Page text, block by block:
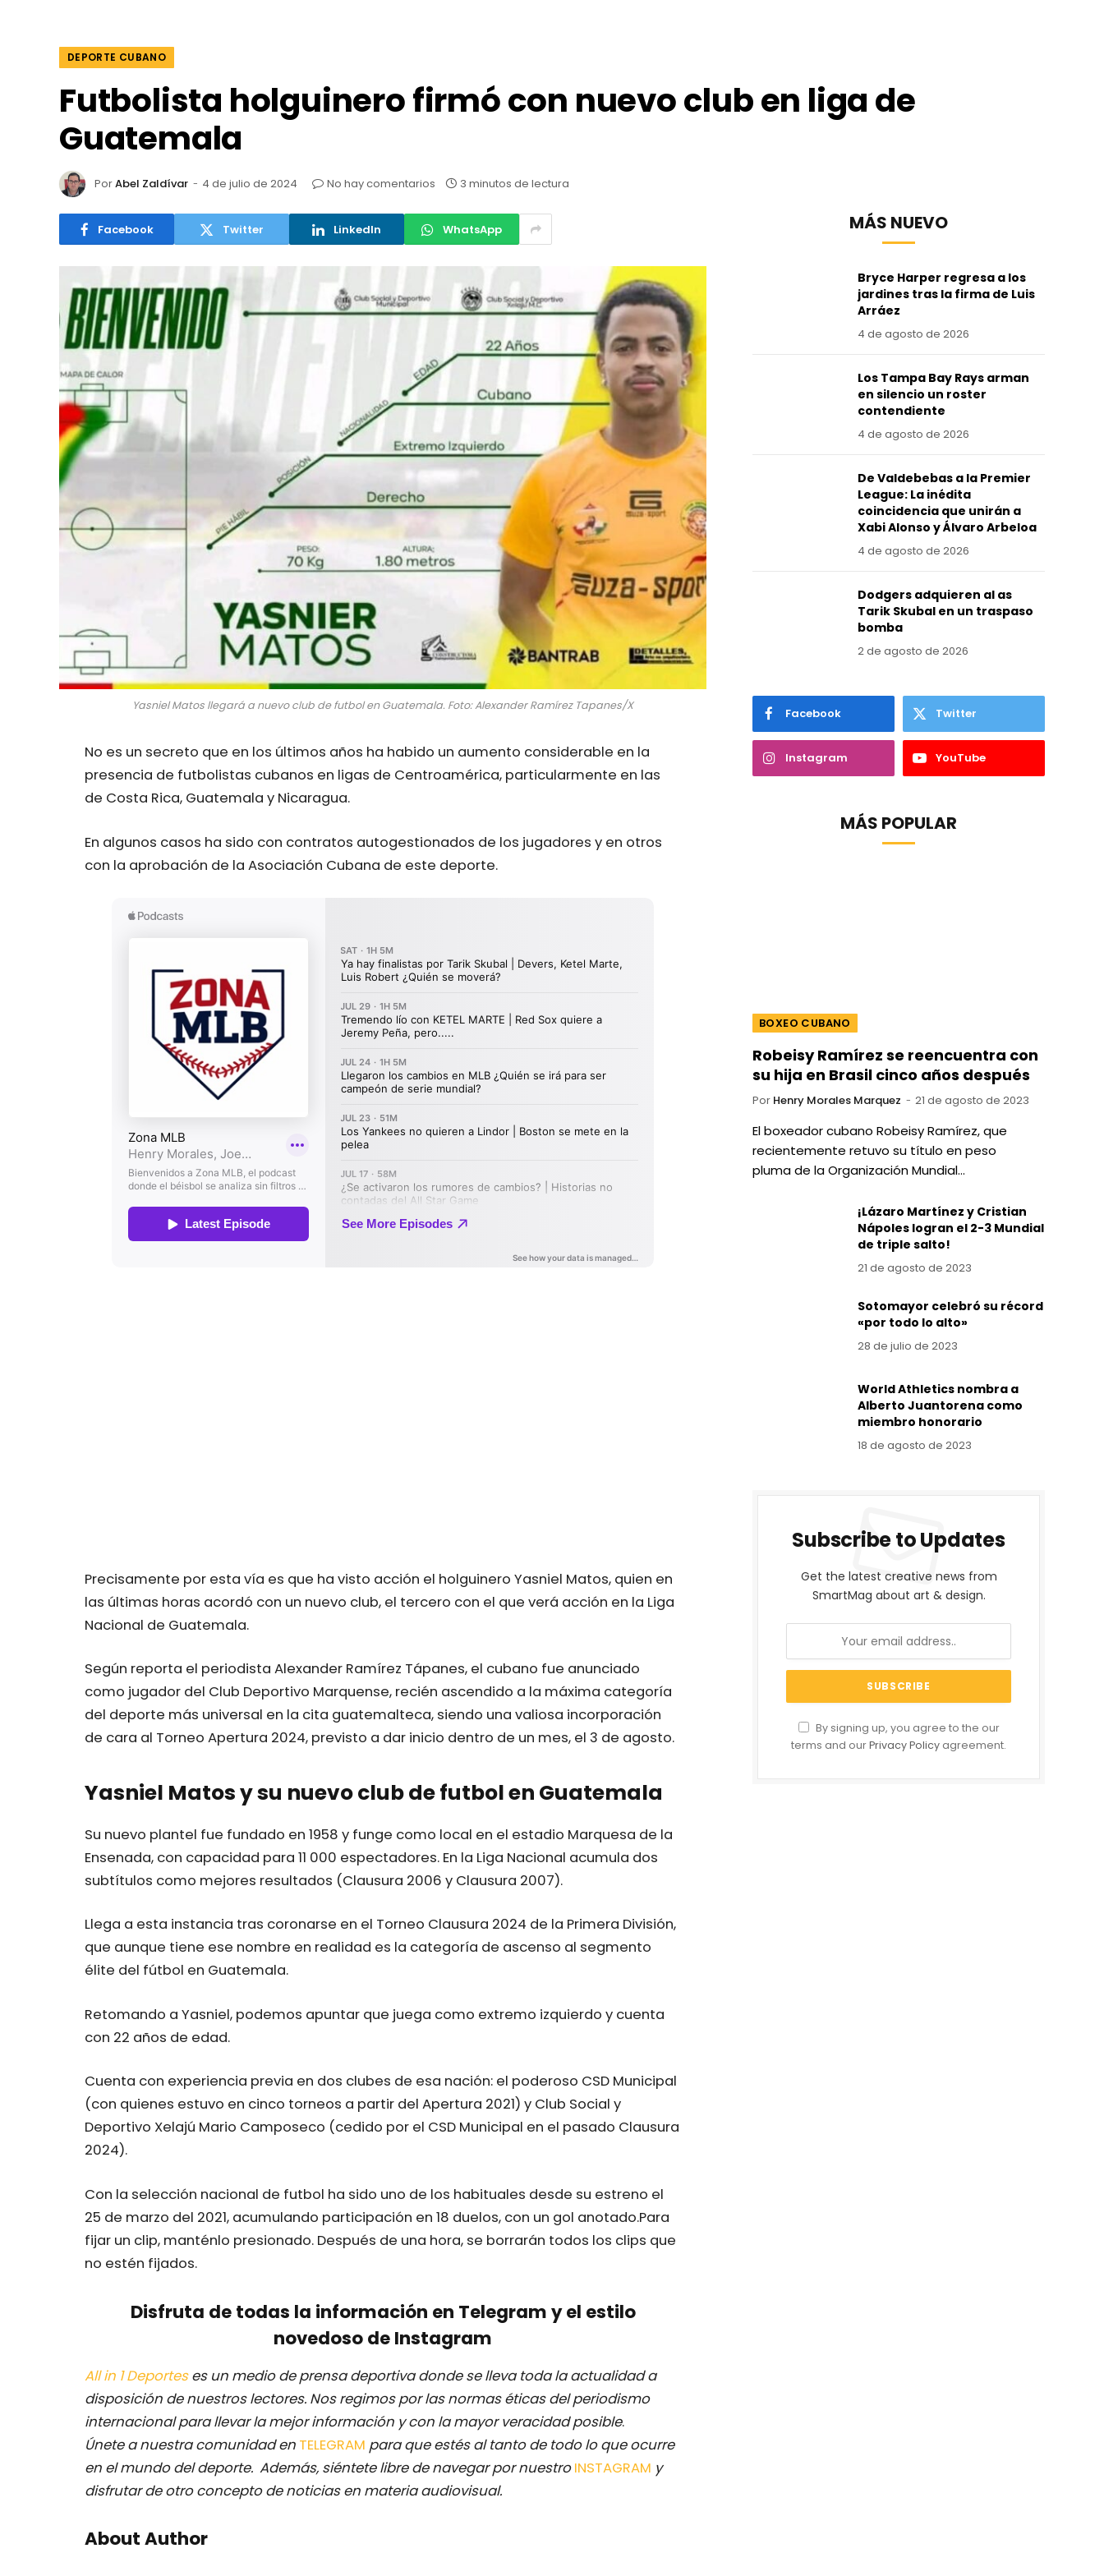
DEPORTE CUBANO
Futbolista holguinero firmó con nuevo club en liga de
Guatemala
PorAbel Zaldívar 4 de julio de 2024 No hay comentarios 3 minutos de lectura
Facebook Twitter LinkedIn WhatsApp
Yasniel Matos llegará a nuevo club de futbol en Guatemala. Foto: Alexander Ramírez Tapanes/X
No es un secreto que en los últimos años ha habido un aumento considerable en la
presencia de futbolistas cubanos en ligas de Centroamérica, particularmente en las
de Costa Rica, Guatemala y Nicaragua.
En algunos casos ha sido con contratos autogestionados de los jugadores y en otros
con la aprobación de la Asociación Cubana de este deporte.
Precisamente por esta vía es que ha visto acción el holguinero Yasniel Matos, quien en
las últimas horas acordó con un nuevo club, el tercero con el que verá acción en la Liga
Nacional de Guatemala.
Según reporta el periodista Alexander Ramírez Tápanes, el cubano fue anunciado
como jugador del Club Deportivo Marquense, recién ascendido a la máxima categoría
del deporte más universal en la cita guatemalteca, siendo una valiosa incorporación
de cara al Torneo Apertura 2024, previsto a dar inicio dentro de un mes, el 3 de agosto.
Yasniel Matos y su nuevo club de futbol en Guatemala
Su nuevo plantel fue fundado en 1958 y funge como local en el estadio Marquesa de la
Ensenada, con capacidad para 11 000 espectadores. En la Liga Nacional acumula dos
subtítulos como mejores resultados (Clausura 2006 y Clausura 2007).
Llega a esta instancia tras coronarse en el Torneo Clausura 2024 de la Primera División,
que aunque tiene ese nombre en realidad es la categoría de ascenso al segmento
élite del fútbol en Guatemala.
Retomando a Yasniel, podemos apuntar que juega como extremo izquierdo y cuenta
con 22 años de edad.
Cuenta con experiencia previa en dos clubes de esa nación: el poderoso CSD Municipal
(con quienes estuvo en cinco torneos a partir del Apertura 2021) y Club Social y
Deportivo Xelajú Mario Camposeco (cedido por el CSD Municipal en el pasado Clausura
2024).
Con la selección nacional de futbol ha sido uno de los habituales desde su estreno el
25 de marzo del 2021, acumulando participación en 18 duelos, con un gol anotado.Para
fijar un clip, manténlo presionado. Después de una hora, se borrarán todos los clips que
no estén fijados.
Disfruta de todas la información en Telegram y el estilo
novedoso de Instagram
All in 1 Deporteses un medio de prensa deportiva donde se lleva toda la actualidad a
disposición de nuestros lectores. Nos regimos por las normas éticas del periodismo
internacional para llevar la mejor información y con la mayor veracidad posible.
Únete a nuestra comunidad en TELEGRAM para que estés al tanto de todo lo que ocurre
en el mundo del deporte. Además, siéntete libre de navegar por nuestro INSTAGRAM y
disfrutar de otro concepto de noticias en materia audiovisual.
About Author
MÁS NUEVO
Bryce Harper regresa a los
jardines tras la firma de Luis
Arráez
4 de agosto de 2026
Los Tampa Bay Rays arman
en silencio un roster
contendiente
4 de agosto de 2026
De Valdebebas a la Premier
League: La inédita
coincidencia que unirán a
Xabi Alonso y Álvaro Arbeloa
4 de agosto de 2026
Dodgers adquieren al as
Tarik Skubal en un traspaso
bomba
2 de agosto de 2026
Facebook Twitter
Instagram YouTube
MÁS POPULAR
BOXEO CUBANO
Robeisy Ramírez se reencuentra con
su hija en Brasil cinco años después
Por Henry Morales Marquez 21 de agosto de 2023
El boxeador cubano Robeisy Ramírez, que
recientemente retuvo su título en peso
pluma de la Organización Mundial…
¡Lázaro Martínez y Cristian
Nápoles logran el 2-3 Mundial
de triple salto!
21 de agosto de 2023
Sotomayor celebró su récord
«por todo lo alto»
28 de julio de 2023
World Athletics nombra a
Alberto Juantorena como
miembro honorario
18 de agosto de 2023
Subscribe to Updates
Get the latest creative news from
SmartMag about art & design.
By signing up, you agree to the our
terms and ourPrivacy Policy agreement.